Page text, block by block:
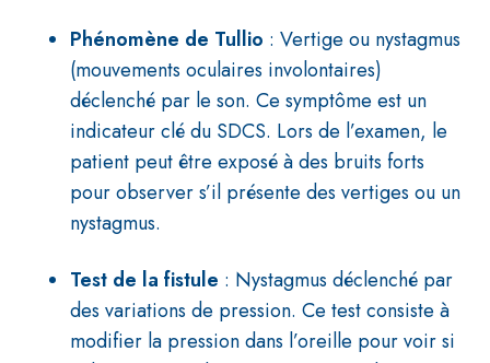
Phénomène de Tullio : Vertige ou nystagmus
(mouvements oculaires involontaires)
déclenché par le son. Ce symptôme est un
indicateur clé du SDCS. Lors de l’examen, le
patient peut être exposé à des bruits forts
pour observer s’il présente des vertiges ou un
nystagmus.
Test de la fistule : Nystagmus déclenché par
des variations de pression. Ce test consiste à
modifier la pression dans l’oreille pour voir si